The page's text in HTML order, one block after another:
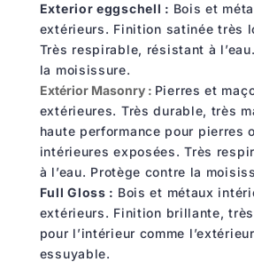
Exterior eggschell : Bois et
extérieurs. Finition satinée très
Très respirable, résistant à l’
la moisissure.
Extérior Masonry : Pierres et
extérieures. Très durable, très
haute performance pour pierres
intérieures exposées. Très
à l’eau. Protège contre la
Full Gloss : Bois et métaux
extérieurs. Finition brillante,
pour l’intérieur comme l’
essuyable.